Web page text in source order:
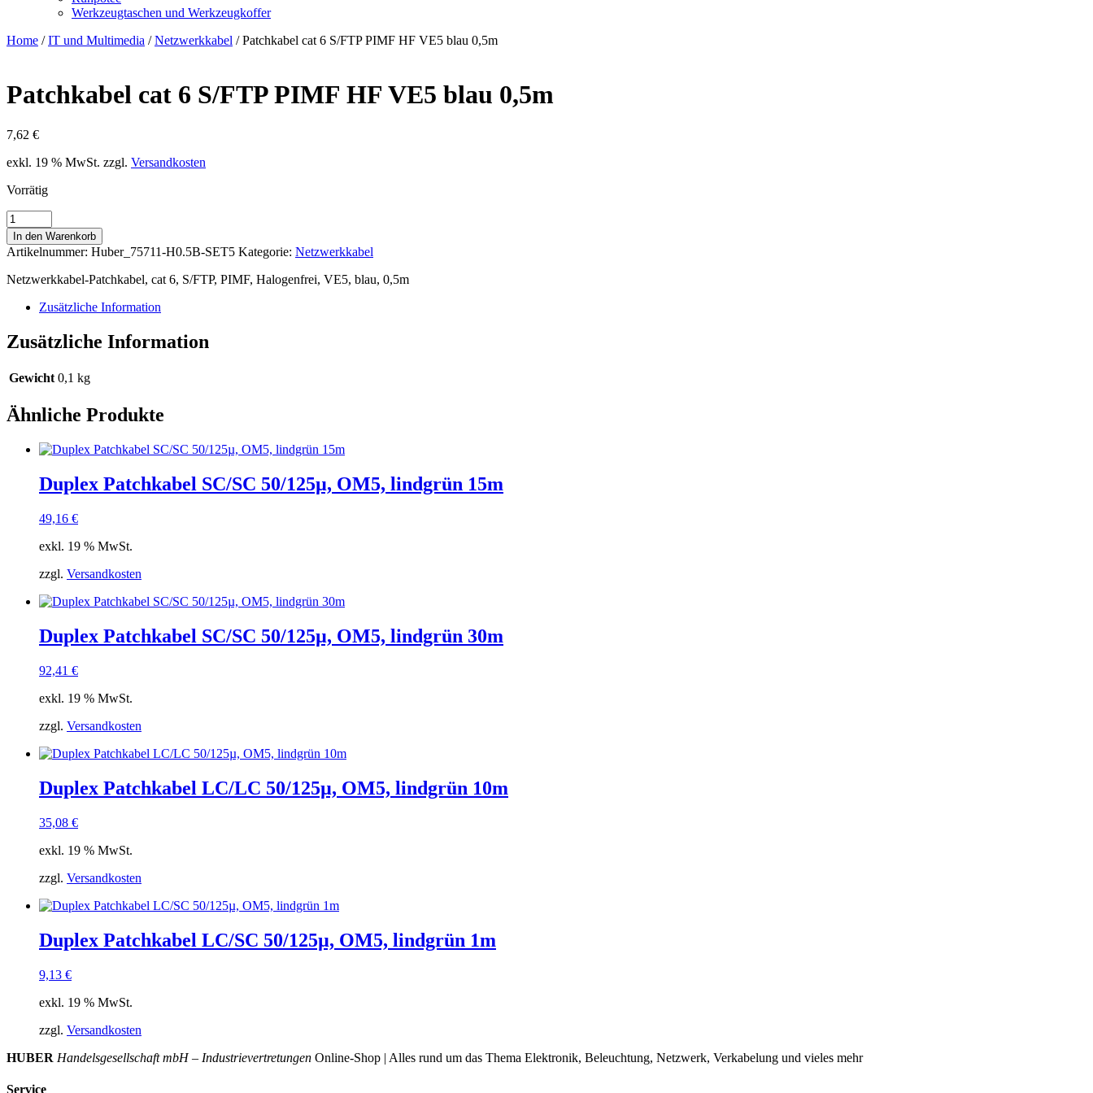
Werkzeugtaschen und Werkzeugkoffer
Home /IT und Multimedia /Netzwerkkabel / Patchkabel cat 6 S/FTP PIMF HF VE5 blau 0,5m
Patchkabel cat 6 S/FTP PIMF HF VE5 blau 0,5m
7,62 €
exkl. 19 % MwSt. zzgl. Versandkosten
Vorrätig
Patchkabel
cat
6
S/FTP
PIMF
VE5
0,5m
Menge
In den Warenkorb
Artikelnummer: Huber_75711-H0.5B-SET5 Kategorie: Netzwerkkabel
Netzwerkkabel-Patchkabel, cat 6, S/FTP, PIMF, Halogenfrei, VE5, blau, 0,5m
Zusätzliche Information
Zusätzliche Information
Gewicht 0,1 kg
Ähnliche Produkte
Duplex Patchkabel SC/SC 50/125µ, OM5, lindgrün 15m
49,16 €
exkl. 19 % MwSt.
zzgl. Versandkosten
Duplex Patchkabel SC/SC 50/125µ, OM5, lindgrün 30m
92,41 €
exkl. 19 % MwSt.
zzgl. Versandkosten
Duplex Patchkabel LC/LC 50/125µ, OM5, lindgrün 10m
35,08 €
exkl. 19 % MwSt.
zzgl. Versandkosten
Duplex Patchkabel LC/SC 50/125µ, OM5, lindgrün 1m
9,13 €
exkl. 19 % MwSt.
zzgl. Versandkosten
HUBER Handelsgesellschaft mbH – Industrievertretungen Online-Shop | Alles rund um das Thema Elektronik, Beleuchtung, Netzwerk, Verkabelung und vieles mehr
Service